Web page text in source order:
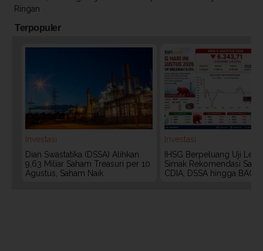
Ringan
Terpopuler
Investasi
Dian Swastatika (DSSA) Alihkan
9,63 Miliar Saham Treasuri per 10
Agustus, Saham Naik
Investasi
IHSG Berpeluang Uji
Simak Rekomendasi
CDIA, DSSA hingga BACH